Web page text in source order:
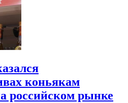
коньякам
российском рынке